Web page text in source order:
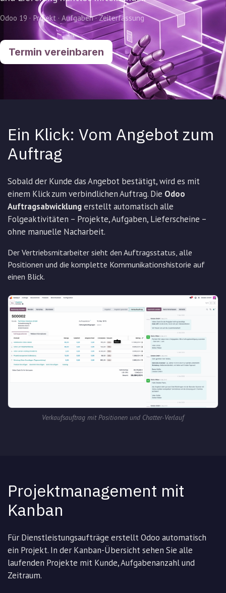
Odoo 19 · Projekt · Aufgaben · Zeiterfassung
Termin vereinbaren
Ein Klick: Vom Angebot zum
Auftrag
Sobald der Kunde das Angebot bestätigt, wird es mit
einem Klick zum verbindlichen Auftrag. Die Odoo
Auftragsabwicklungerstellt automatisch alle
Folgeaktivitäten – Projekte, Aufgaben, Lieferscheine –
ohne manuelle Nacharbeit.
Der Vertriebsmitarbeiter sieht den Auftragsstatus, alle
Positionen und die komplette Kommunikationshistorie auf
einen Blick.
Verkaufsauftrag mit Positionen und Chatter-Verlauf
Projektmanagement mit
Kanban
Für Dienstleistungsaufträge erstellt Odoo automatisch
ein Projekt. In der Kanban-Übersicht sehen Sie alle
laufenden Projekte mit Kunde, Aufgabenanzahl und
Zeitraum.